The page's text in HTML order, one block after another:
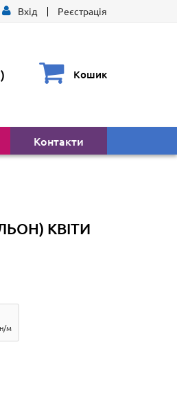
Вхід Реєстрація
) Кошик
Контакти
КВІТИ
м